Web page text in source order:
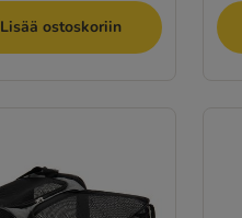
Lisää ostoskoriin